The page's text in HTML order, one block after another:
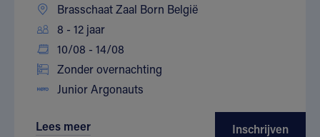
Brasschaat Zaal Born België
8 - 12 jaar
10/08 - 14/08
Zonder overnachting
Junior Argonauts
Lees meer Inschrijven